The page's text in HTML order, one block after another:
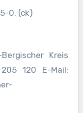
0. (ck)
Kreis
120 E-Mail: